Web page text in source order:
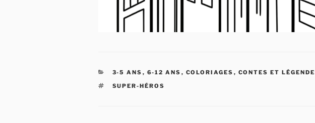
CATÉGORIES
3-5 ANS , 6-12 ANS , COLORIAGES , CONTES ET
ÉTIQUETTES
SUPER-HÉROS